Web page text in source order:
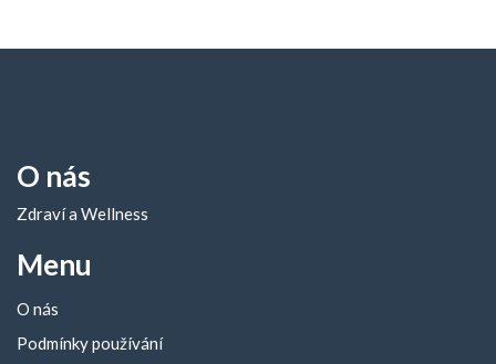
O nás
Zdraví a Wellness
Menu
O nás
Podmínky používání